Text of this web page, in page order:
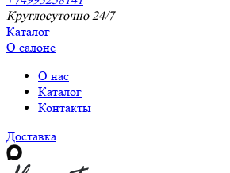
Круглосуточно 24/7
Каталог
О салоне
О нас
Каталог
Контакты
Доставка